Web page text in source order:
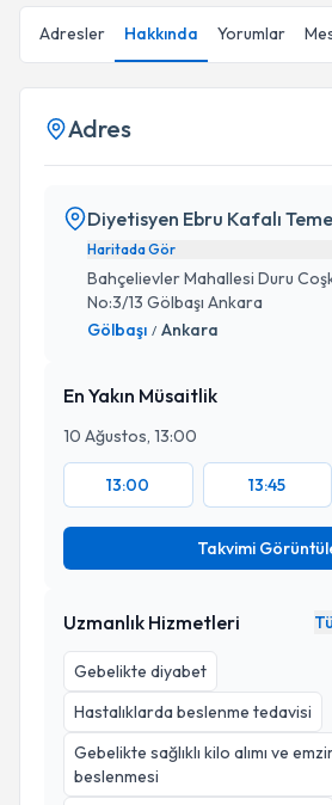
Adresler Hakkında Yorumlar
Adres
Diyetisyen Ebru Kafalı
Haritada Gör
Bahçelievler Mahallesi Duru
No:3/13 Gölbaşı Ankara
Gölbaşı / Ankara
En Yakın Müsaitlik
10 Ağustos, 13:00
13:00 13:45
Takvimi
Uzmanlık Hizmetleri
Gebelikte diyabet
Hastalıklarda beslenme tedavisi
Gebelikte sağlıklı kilo alımı ve
beslenmesi